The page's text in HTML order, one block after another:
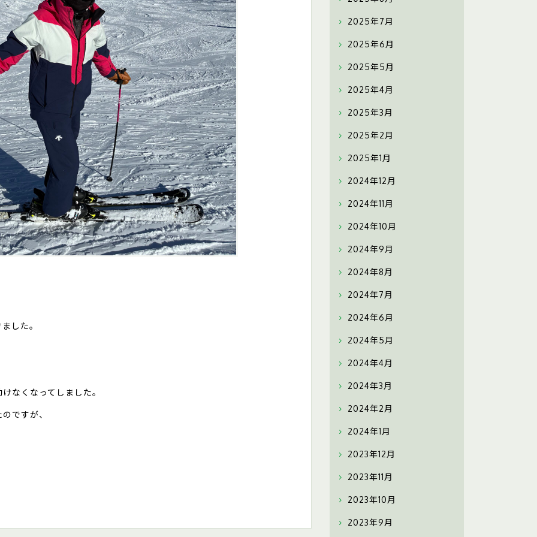
2025年7月
2025年6月
2025年5月
2025年4月
2025年3月
2025年2月
2025年1月
2024年12月
2024年11月
2024年10月
2024年9月
2024年8月
2024年7月
2024年6月
2024年5月
2024年4月
2024年3月
2024年2月
2024年1月
2023年12月
2023年11月
2023年10月
2023年9月
した。
なくなってしました。
ですが、